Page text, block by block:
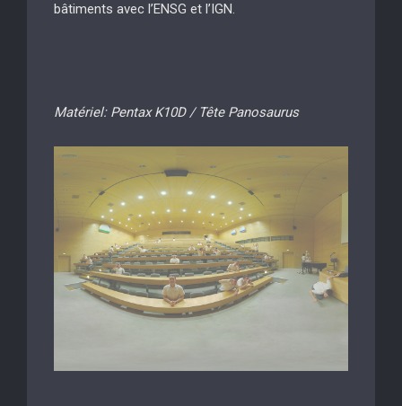
bâtiments avec l’ENSG et l’IGN.
Matériel: Pentax K10D / Tête Panosaurus